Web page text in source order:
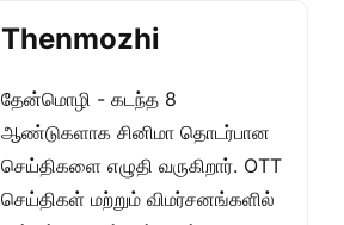
Thenmozhi
தேன்மொழி - கடந்த 8
ஆண்டுகளாக சினிமா தொடர்பான
செய்திகளை எழுதி வருகிறார். OTT
செய்திகள் மற்றும் விமர்சனங்களில்